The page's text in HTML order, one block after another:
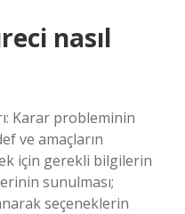
nasıl
Karar probleminin
ve amaçların
için gerekli bilgilerin
sunulması;
seçeneklerin